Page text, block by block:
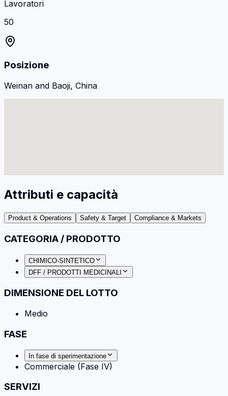
Lavoratori
50
Posizione
Weinan and Baoji, China
Attributi e capacità
Product & Operations Safety & Target Compliance & Markets
CATEGORIA / PRODOTTO
CHIMICO-SINTETICO
DFF / PRODOTTI MEDICINALI
DIMENSIONE DEL LOTTO
Medio
FASE
In fase di sperimentazione
Commerciale (Fase IV)
SERVIZI